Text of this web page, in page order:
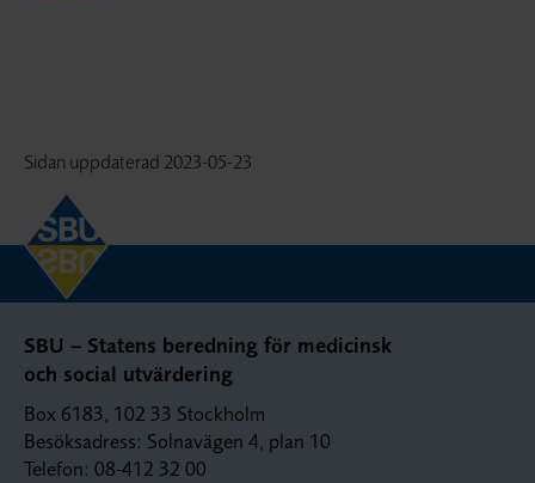
Sidan uppdaterad 2023-05-23
SBU – Statens beredning för medicinsk
och social utvärdering
Box 6183, 102 33 Stockholm
Besöksadress: Solnavägen 4, plan 10
Telefon: 08-412 32 00